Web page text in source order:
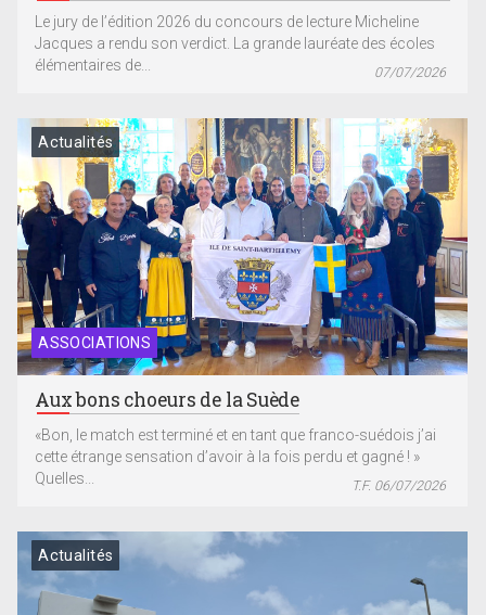
Le jury de l’édition 2026 du concours de lecture Micheline
Jacques a rendu son verdict. La grande lauréate des écoles
élémentaires de...
07/07/2026
ASSOCIATIONS
Actualités
Aux bons choeurs de la Suède
«Bon, le match est terminé et en tant que franco-suédois j’ai
cette étrange sensation d’avoir à la fois perdu et gagné ! »
Quelles...
T.F. 06/07/2026
Actualités